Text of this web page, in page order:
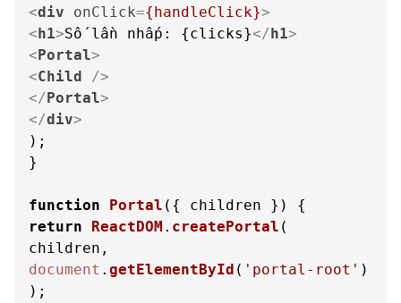
<div onClick={handleClick}>
<h1>Số lần nhấp: {clicks}</h1>
<Portal>
<Child />
</Portal>
</div>
);
}
function Portal ( { children }
return
ReactDOM . createPortal (
document . getElementById ( 'portal-root' )
);